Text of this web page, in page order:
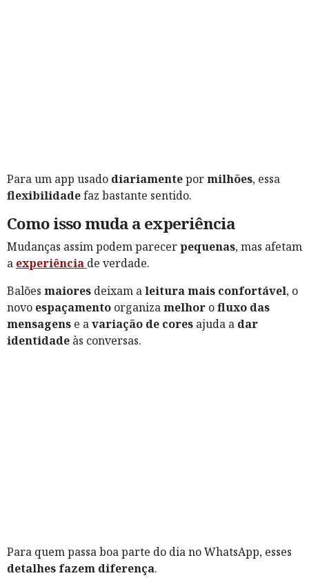
Para um app usado diariamentepormilhões, essa
flexibilidadefaz bastante sentido.
Como isso muda a experiência
Mudanças assim podem parecerpequenas, mas afetam
a experiência de verdade.
Balões maiores deixam aleitura mais confortável, o
novo espaçamento organizamelhor ofluxo das
mensagens e avariação de cores ajuda a dar
identidade às conversas.
Para quem passa boa parte do dia no WhatsApp, esses
detalhes fazem diferença.